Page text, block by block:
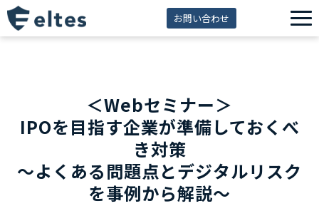
お問い合わせ
セミナー
資料ダウンロード
導入事例
eltes insight
＜Webセミナー＞
IPOを目指す企業が準備しておくべ
き対策
～よくある問題点とデジタルリスク
を事例から解説～